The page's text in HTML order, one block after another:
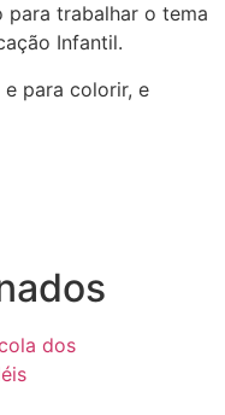
para trabalhar o tema
Infantil.
para colorir, e